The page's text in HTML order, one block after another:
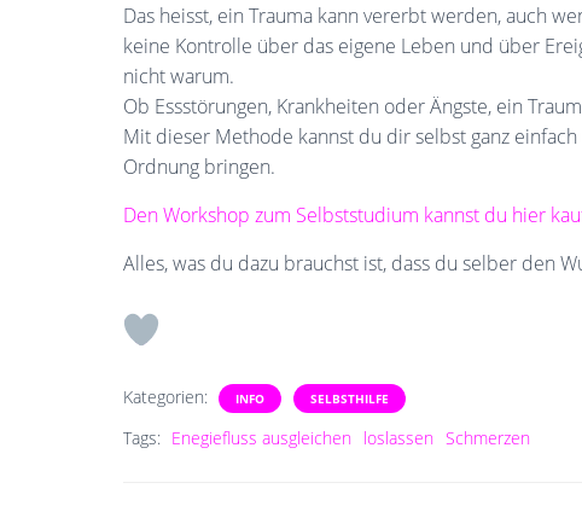
Das heisst, ein Trauma kann vererbt werden, auch
keine Kontrolle über das eigene Leben und über
nicht warum.
Ob Essstörungen, Krankheiten oder Ängste, ein
Mit dieser Methode kannst du dir selbst ganz
Ordnung bringen.
Den Workshop zum Selbststudium kannst du hier
Alles, was du dazu brauchst ist, dass du selber den
Kategorien: INFO SELBSTHILFE
Tags: Enegiefluss ausgleichen loslassen Schmerzen